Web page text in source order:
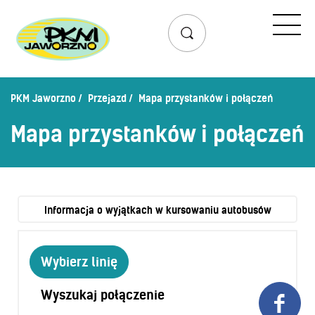

Przejazd
Lista przystanków
Zaplanuj podróż – wyszukiwarka połączeń
Mapa przystanków i połączeń
Schemat linii nocnych
Bilety
Uprawnienia do ulg
Honorowanie biletów ZK„KM”
PKM Jaworzno Przejazd Mapa przystanków i połączeń
Mapa przystanków i połączeń
Informacja o wyjątkach w kursowaniu autobusów
Wybierz linię
Wyszukaj połączenie